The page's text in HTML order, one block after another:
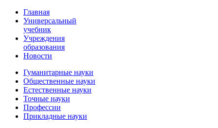
Главная
Универсальный
учебник
Учреждения
образования
Новости
Гуманитарные науки
Общественные науки
Естественные науки
Точные науки
Профессии
Прикладные науки